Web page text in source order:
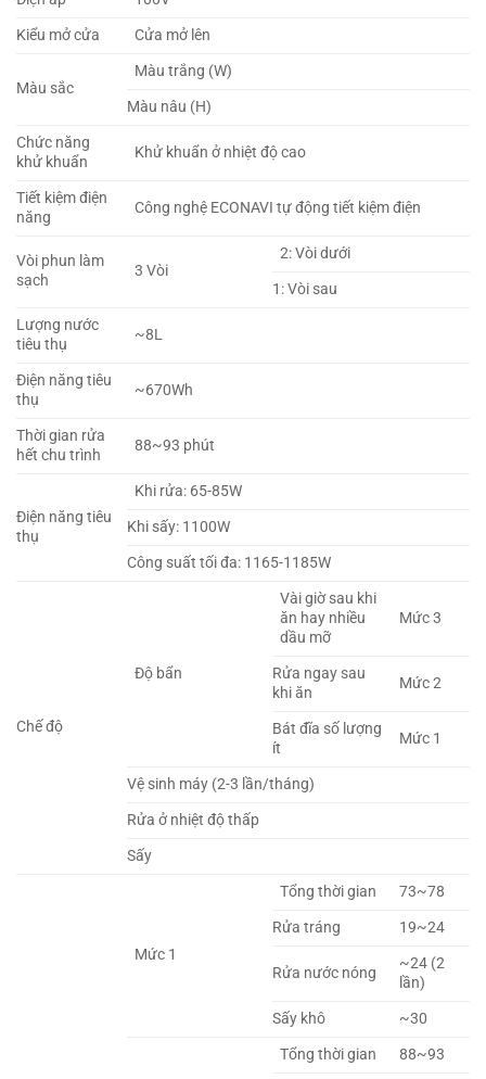
Kiểu mở cửa
Cửa mở lên
Màu sắc
Màu trắng (W)
Màu nâu (H)
Chức năng
khử khuẩn
Khử khuẩn ở nhiệt độ cao
Tiết kiệm điện
năng
Công nghệ ECONAVI tự động tiết kiệm điện
Vòi phun làm
sạch
3 Vòi
2: Vòi dưới
1: Vòi sau
Lượng nước
tiêu thụ
~8L
Điện năng tiêu
thụ
~670Wh
Thời gian rửa
hết chu trình
88~93 phút
Điện năng tiêu
thụ
Khi rửa: 65-85W
Khi sấy: 1100W
Công suất tối đa: 1165-1185W
Chế độ
Độ bẩn
Vài giờ sau khi
ăn hay nhiều
dầu mỡ
Mức 3
Rửa ngay sau
khi ăn
Mức 2
Bát đĩa số lượng
ít
Mức 1
Vệ sinh máy (2-3 lần/tháng)
Rửa ở nhiệt độ thấp
Sấy
Mức 1
Tổng thời gian
73~78
Rửa tráng
19~24
Rửa nước nóng
~24 (2
lần)
Sấy khô
~30
Tổng thời gian
88~93